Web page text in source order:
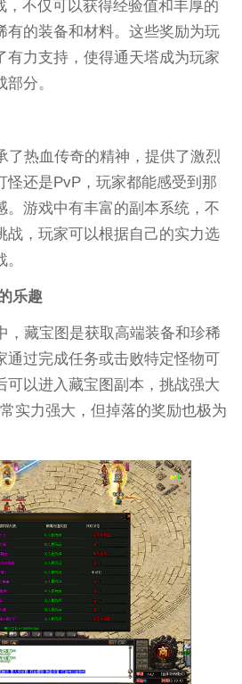
，不仅可以获得经验值和丰厚的
有的装备和材料。这些奖励为玩
有力支持，使得通天塔成为玩家
分。
了热血传奇的精神，提供了激烈
怪还是PvP，玩家都能感受到那
。游戏中有丰富的副本系统，不
战，玩家可以根据自己的实力选
乐趣
，藏宝图是获取高端装备和珍稀
通过完成任务或击败特定怪物可
可以进入藏宝图副本，挑战强大
实力强大，但掉落的奖励也极为